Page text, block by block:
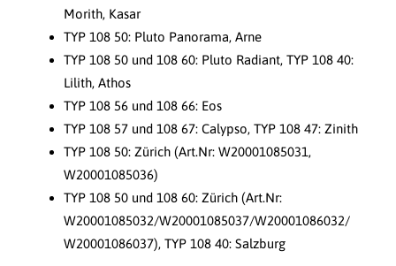
Morith, Kasar
TYP 108 50: Pluto Panorama, Arne
TYP 108 50 und 108 60: Pluto Radiant, TYP 108 40:
Lilith, Athos
TYP 108 56 und 108 66: Eos
TYP 108 57 und 108 67: Calypso, TYP 108 47: Zinith
TYP 108 50: Zürich (Art.Nr: W20001085031,
W20001085036)
TYP 108 50 und 108 60: Zürich (Art.Nr:
W20001085032/W20001085037/W20001086032/
W20001086037), TYP 108 40: Salzburg